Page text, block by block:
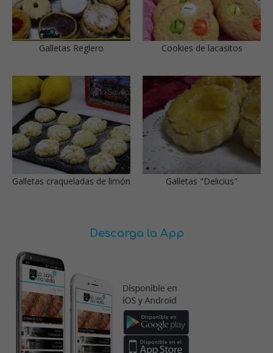
Galletas Reglero Cookies de lacasitos
Galletas craqueladas de limón Galletas "Delicius"
Descarga la App